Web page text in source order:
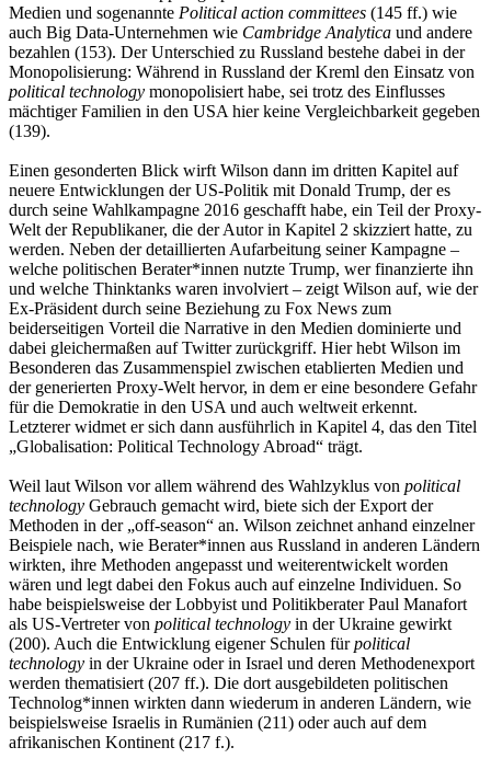
Medien und sogenannte Political action committees (145 ff.) wie
auch Big Data-Unternehmen wie Cambridge Analytica und andere
bezahlen (153). Der Unterschied zu Russland bestehe dabei in der
Monopolisierung: Während in Russland der Kreml den Einsatz von
political technology monopolisiert habe, sei trotz des Einflusses
mächtiger Familien in den USA hier keine Vergleichbarkeit gegeben
(139).
Einen gesonderten Blick wirft Wilson dann im dritten Kapitel auf
neuere Entwicklungen der US-Politik mit Donald Trump, der es
durch seine Wahlkampagne 2016 geschafft habe, ein Teil der Proxy-
Welt der Republikaner, die der Autor in Kapitel 2 skizziert hatte, zu
werden. Neben der detaillierten Aufarbeitung seiner Kampagne –
welche politischen Berater*innen nutzte Trump, wer finanzierte ihn
und welche Thinktanks waren involviert – zeigt Wilson auf, wie der
Ex-Präsident durch seine Beziehung zu Fox News zum
beiderseitigen Vorteil die Narrative in den Medien dominierte und
dabei gleichermaßen auf Twitter zurückgriff. Hier hebt Wilson im
Besonderen das Zusammenspiel zwischen etablierten Medien und
der generierten Proxy-Welt hervor, in dem er eine besondere Gefahr
für die Demokratie in den USA und auch weltweit erkennt.
Letzterer widmet er sich dann ausführlich in Kapitel 4, das den Titel
„Globalisation: Political Technology Abroad“ trägt.
Weil laut Wilson vor allem während des Wahlzyklus von political
technology Gebrauch gemacht wird, biete sich der Export der
Methoden in der „off-season“ an. Wilson zeichnet anhand einzelner
Beispiele nach, wie Berater*innen aus Russland in anderen Ländern
wirkten, ihre Methoden angepasst und weiterentwickelt worden
wären und legt dabei den Fokus auch auf einzelne Individuen. So
habe beispielsweise der Lobbyist und Politikberater Paul Manafort
als US-Vertreter von political technology in der Ukraine gewirkt
(200). Auch die Entwicklung eigener Schulen fürpolitical
technology in der Ukraine oder in Israel und deren Methodenexport
werden thematisiert (207 ff.). Die dort ausgebildeten politischen
Technolog*innen wirkten dann wiederum in anderen Ländern, wie
beispielsweise Israelis in Rumänien (211) oder auch auf dem
afrikanischen Kontinent (217 f.).